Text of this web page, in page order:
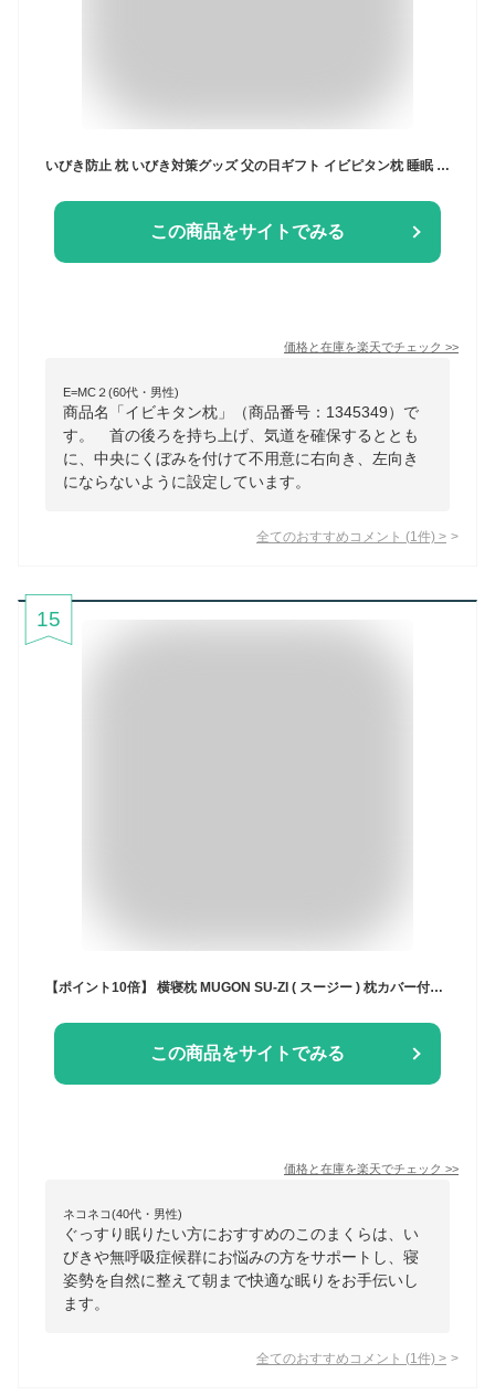
いびき防止 枕 いびき対策グッズ 父の日ギフト イビピタン枕 睡眠 まくら 安眠 快眠 仰向け 横向き 寝心地 洗える ピロー お母さん お父さん 快眠枕 鼻呼吸
この商品をサイトでみる
価格と在庫を楽天でチェック >>
E=MC２(60代・男性)
商品名「イビキタン枕」（商品番号：1345349）で
す。 首の後ろを持ち上げ、気道を確保するととも
に、中央にくぼみを付けて不用意に右向き、左向き
にならないように設定しています。
全てのおすすめコメント (1 件) >
15
【ポイント10倍】 横寝枕 MUGON SU-ZI ( スージー ) 枕カバー付き 枕 まくら ピロー いびき いびき防止 無呼吸症候群 横向き 横向き寝 横向き寝用枕 腕枕 熟睡枕 快眠枕 横向き専用 横向きで寝る 耳が痛くならない ネルチャー
この商品をサイトでみる
価格と在庫を楽天でチェック >>
ネコネコ(40代・男性)
ぐっすり眠りたい方におすすめのこのまくらは、い
びきや無呼吸症候群にお悩みの方をサポートし、寝
姿勢を自然に整えて朝まで快適な眠りをお手伝いし
ます。
全てのおすすめコメント (1 件) >